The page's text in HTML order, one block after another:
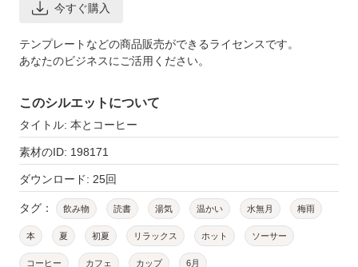
今すぐ購入
テンプレートなどの商品販売ができるライセンスです。
あなたのビジネスにご活用ください。
このシルエットについて
タイトル: 本とコーヒー
素材のID: 198171
ダウンロード: 25回
タグ： 飲み物 読書 湯気 温かい 水無月 梅雨
本 夏 初夏 リラックス ホット ソーサー
コーヒー カフェ カップ 6月